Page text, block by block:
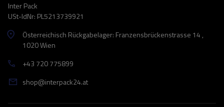
Inter Pack
USt-IdNr: PL5213739921
Österreichisch Rückgabelager: Franzensbrückenstrasse 14 ,
1020 Wien
+43 720 775899
shop@interpack24.at